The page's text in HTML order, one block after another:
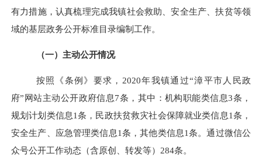
有力措施，认真梳理完成我镇社会救助、安全生产、扶贫等领
域的基层政务公开标准目录编制工作。
（一） 主动公开情况
按照《条例》要求， 2020年我镇通过“漳平市人民政
府”网站主动公开政府信息7条，其中：机构职能类信息3条，
规划计划类信息1条，民政扶贫救灾社会保障就业类信息1条，
安全生产、应急管理类信息1条，其他类信息1条。通过微信公
众号公开工作动态（含原创、转发等） 284条。